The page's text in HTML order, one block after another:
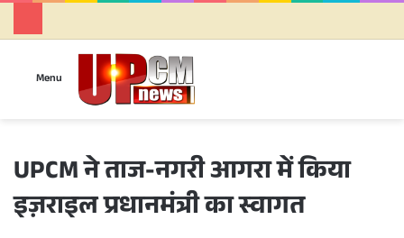
Menu
UPCM ने ताज-नगरी आगरा में किया
इज़राइल प्रधानमंत्री का स्वागत